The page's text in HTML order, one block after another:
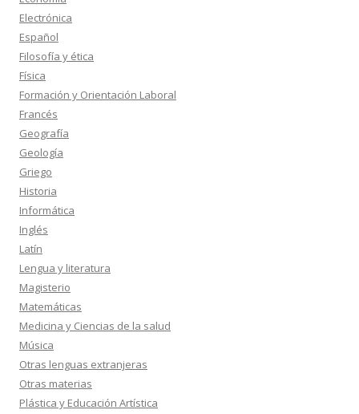
Electrónica
Español
Filosofía y ética
Física
Formación y Orientación Laboral
Francés
Geografía
Geología
Griego
Historia
Informática
Inglés
Latín
Lengua y literatura
Magisterio
Matemáticas
Medicina y Ciencias de la salud
Música
Otras lenguas extranjeras
Otras materias
Plástica y Educación Artística